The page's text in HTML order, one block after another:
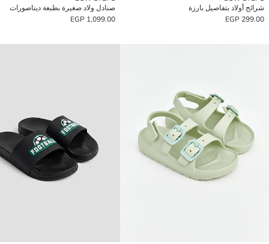
شرائح أولاد بتفاصيل بارزة
299.00 EGP
صنادل ولاد صغيرة بطبعة ديناصورات
1,099.00 EGP